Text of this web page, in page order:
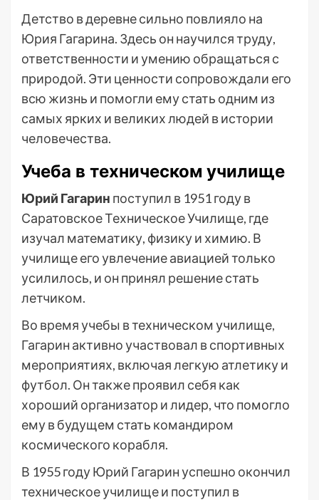
Детство в деревне сильно повлияло на
Юрия Гагарина. Здесь он научился труду,
ответственности и умению обращаться с
природой. Эти ценности сопровождали его
всю жизнь и помогли ему стать одним из
самых ярких и великих людей в истории
человечества.
Учеба в техническом училище
Юрий Гагарин поступил в 1951 году в
Саратовское Техническое Училище, где
изучал математику, физику и химию. В
училище его увлечение авиацией только
усилилось, и он принял решение стать
летчиком.
Во время учебы в техническом училище,
Гагарин активно участвовал в спортивных
мероприятиях, включая легкую атлетику и
футбол. Он также проявил себя как
хороший организатор и лидер, что помогло
ему в будущем стать командиром
космического корабля.
В 1955 году Юрий Гагарин успешно окончил
техническое училище и поступил в